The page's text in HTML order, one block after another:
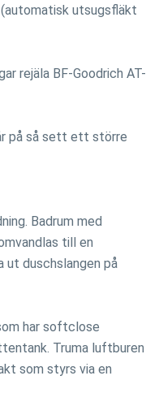
(automatisk utsugsfläkt
rejäla BF-Goodrich AT-
på så sett ett större
Badrum med
till en
ut duschslangen på
har softclose
Truma luftburen
som styrs via en